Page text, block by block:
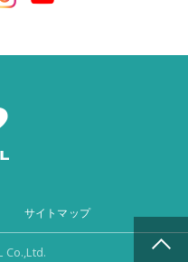
サイトマップ
Co.,Ltd.